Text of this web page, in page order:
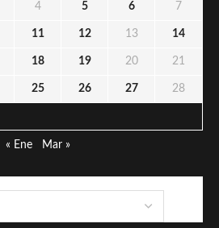
4 5 6 7
11 12 13 14
18 19 20 21
25 26 27 28
« Ene Mar »